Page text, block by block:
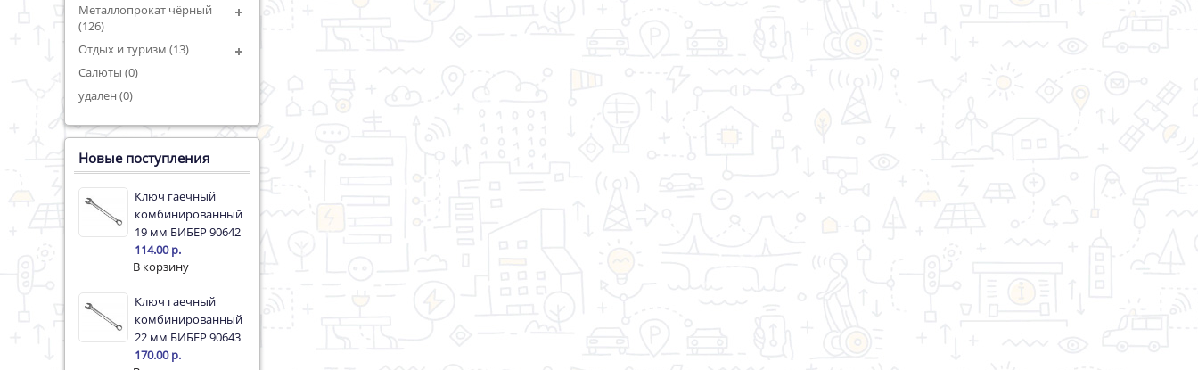
Металлопрокат чёрный
(126)
Отдых и туризм (13)
Салюты (0)
удален (0)
Новые поступления
Ключ гаечный
комбинированный
19 мм БИБЕР 90642
114.00 р.
Ключ гаечный
комбинированный
22 мм БИБЕР 90643
170.00 р.